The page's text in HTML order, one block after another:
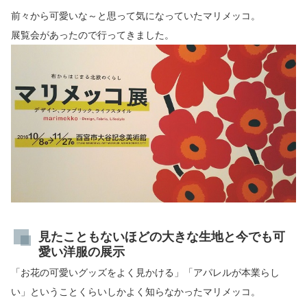
前々から可愛いな～と思って気になっていたマリメッコ。
展覧会があったので行ってきました。
見たこともないほどの大きな生地と今でも可
愛い洋服の展示
「お花の可愛いグッズをよく見かける」「アパレルが本業らし
い」ということくらいしかよく知らなかったマリメッコ。